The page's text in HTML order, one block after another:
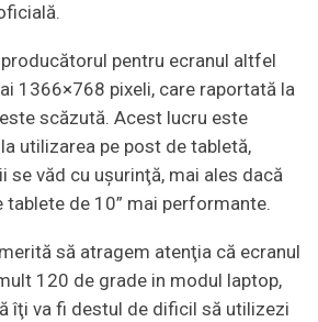
pentru ecranul altfel
1366×768 pixeli, care raportată la
scăzută. Acest lucru este
utilizarea pe post de tabletă,
se văd cu uşurinţă, mai ales dacă
de 10” mai performante.
să atragem atenţia că ecranul
120 de grade in modul laptop,
îţi va fi destul de dificil să utilizezi